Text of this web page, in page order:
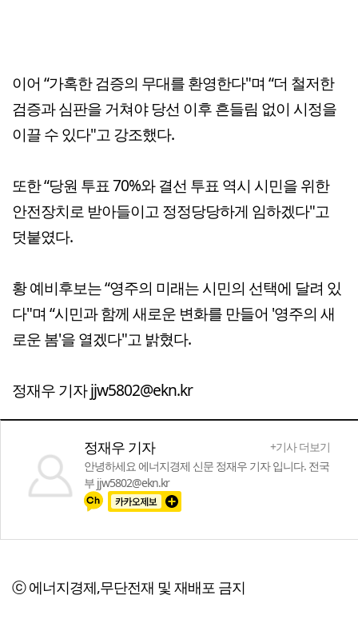
이어 “가혹한 검증의 무대를 환영한다"며 “더 철저한
검증과 심판을 거쳐야 당선 이후 흔들림 없이 시정을
이끌 수 있다"고 강조했다.
또한 “당원 투표 70%와 결선 투표 역시 시민을 위한
안전장치로 받아들이고 정정당당하게 임하겠다"고
덧붙였다.
황 예비후보는 “영주의 미래는 시민의 선택에 달려 있
다"며 “시민과 함께 새로운 변화를 만들어 '영주의 새
로운 봄'을 열겠다"고 밝혔다.
정재우 기자 jjw5802@ekn.kr
정재우 기자
+기사 더보기
안녕하세요 에너지경제 신문 정재우 기자 입니다. 전국
부 jjw5802@ekn.kr
ⓒ 에너지경제,무단전재 및 재배포 금지